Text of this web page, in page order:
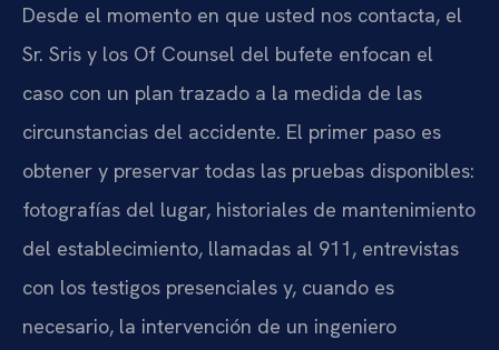
Desde el momento en que usted nos contacta, el
Sr. Sris y los Of Counsel del bufete enfocan el
caso con un plan trazado a la medida de las
circunstancias del accidente. El primer paso es
obtener y preservar todas las pruebas disponibles:
fotografías del lugar, historiales de mantenimiento
del establecimiento, llamadas al 911, entrevistas
con los testigos presenciales y, cuando es
necesario, la intervención de un ingeniero